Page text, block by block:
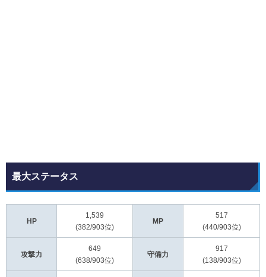
最大ステータス
HP
1,539
(382/903位)
MP
517
(440/903位)
攻撃力
649
(638/903位)
守備力
917
(138/903位)